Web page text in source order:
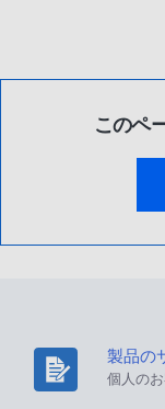
このペ
製品の
個人の